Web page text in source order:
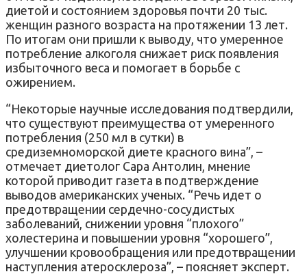
диетой и состоянием здоровья почти 20 тыс.
женщин разного возраста на протяжении 13 лет.
По итогам они пришли к выводу, что умеренное
потребление алкоголя снижает риск появления
избыточного веса и помогает в борьбе с
ожирением.
“Некоторые научные исследования подтвердили,
что существуют преимущества от умеренного
потребления (250 мл в сутки) в
средиземноморской диете красного вина”, –
отмечает диетолог Сара Антолин, мнение
которой приводит газета в подтверждение
выводов американских ученых. “Речь идет о
предотвращении сердечно-сосудистых
заболеваний, снижении уровня “плохого”
холестерина и повышении уровня “хорошего”,
улучшении кровообращения или предотвращении
наступления атеросклероза”, – поясняет эксперт.